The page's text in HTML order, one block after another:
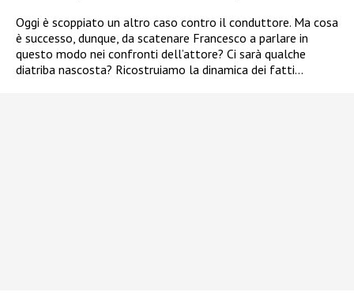
Oggi è scoppiato un altro caso contro il conduttore. Ma cosa
è successo, dunque, da scatenare Francesco a parlare in
questo modo nei confronti dell’attore? Ci sarà qualche
diatriba nascosta? Ricostruiamo la dinamica dei fatti…